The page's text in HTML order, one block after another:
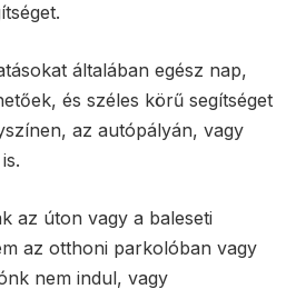
általában egész nap,
és széles körű segítséget
az autópályán, vagy
az úton vagy a baleseti
az otthoni parkolóban vagy
nem indul, vagy